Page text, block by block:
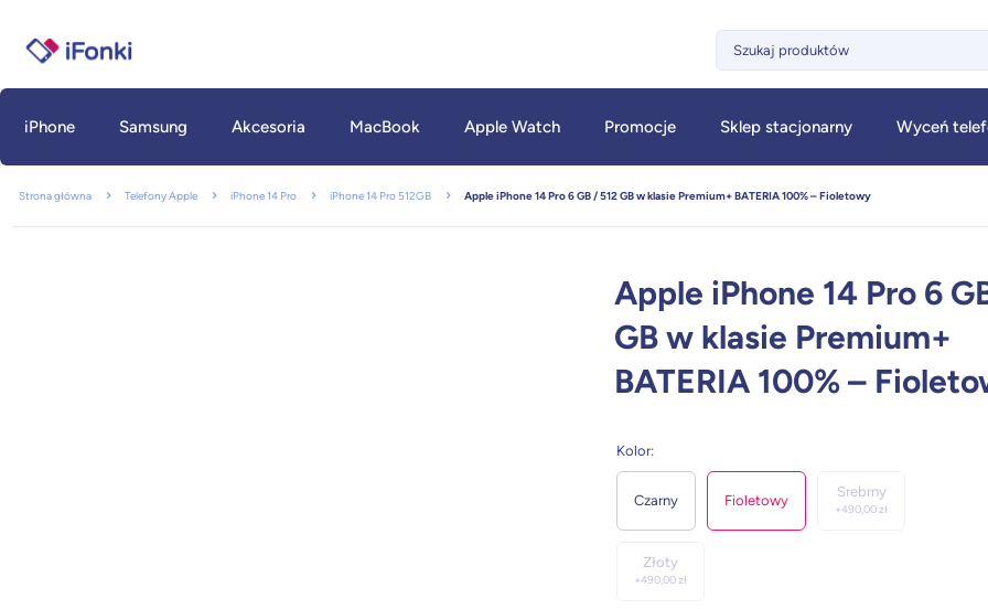
iPhone Samsung Akcesoria MacBook Apple Watch Promocje Sklep stacjonarny Wyceń
Strona główna Telefony Apple iPhone 14 Pro iPhone 14 Pro 512GB Apple iPhone 14 Pro 6 GB / 512 GB w klasie Premium+ BATERIA 100% – Fioletowy
Apple iPhone 14 Pro 6
GB w klasie Premium+
BATERIA 100% –
Kolor:
Czarny Fioletowy
Srebrny
+490,00zł
Złoty
+490,00zł